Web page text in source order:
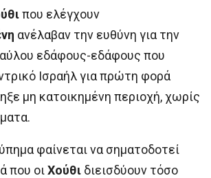
που ελέγχουν
ανέλαβαν την ευθύνη για την
εδάφους-εδάφους που
Ισραήλ για πρώτη φορά
μη κατοικημένη περιοχή, χωρίς
φαίνεται να σηματοδοτεί
που οιΧούθι διεισδύουν τόσο